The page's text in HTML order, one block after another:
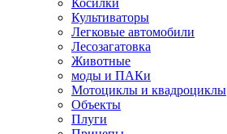
Косилки
Культиваторы
Легковые автомобили
Лесозагатовка
Животные
моды и ПАКи
Мотоциклы и квадроциклы
Объекты
Плуги